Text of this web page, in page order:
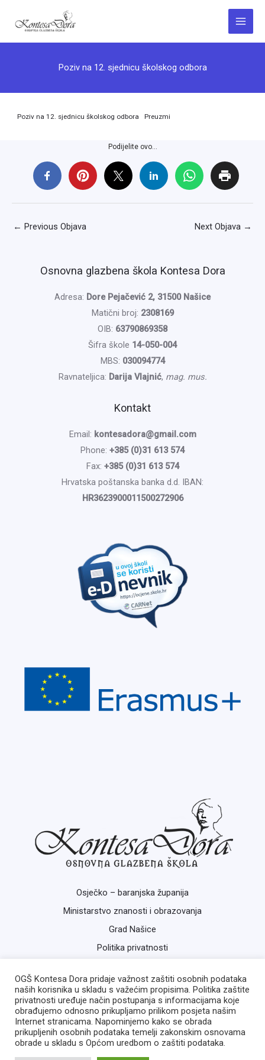
Main
Poziv na 12. sjednicu školskog odbora
Poziv na 12. sjednicu školskog odbora Preuzmi
Podijelite ovo...
← Previous Objava Next Objava →
Osnovna glazbena škola Kontesa Dora
Adresa: Dore Pejačević 2, 31500 Našice
Matični broj: 2308169
OIB: 63790869358
Šifra škole 14-050-004
MBS: 030094774
Ravnateljica: Darija Vlajnić, mag. mus.
Kontakt
Email: kontesadora@gmail.com
Phone: +385 (0)31 613 574
Fax: +385 (0)31 613 574
Hrvatska poštanska banka d.d. IBAN:
HR3623900011500272906
Osječko – baranjska županija
Ministarstvo znanosti i obrazovanja
Grad Našice
Politika privatnosti
Copyright © 2026 OGŠ Kontesa Dora | Izrada: ISB
OGŠ Kontesa Dora pridaje važnost zaštiti osobnih podataka
naših korisnika u skladu s važećim propisima. Politika zaštite
privatnosti uređuje način postupanja s informacijama koje
obrađujemo odnosno prikupljamo prilikom posjeta našim
Internet stranicama. Napominjemo kako se obrada
prikupljenih osobnih podataka temelji zakonskim osnovama
obrade u skladu s Općom uredbom o zaštiti podataka.